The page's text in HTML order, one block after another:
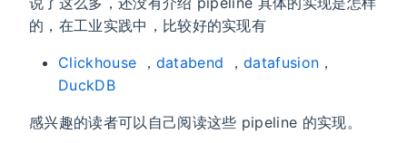
的，在工业实践中，比较好的实现有
Clickhouse ， databend ，datafusion ，
DuckDB
感兴趣的读者可以自己阅读这些 pipeline 的实现。